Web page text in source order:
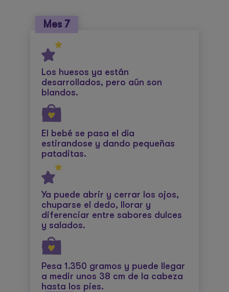
Mes 7
Los huesos ya están
desarrollados, pero aún son
blandos.
El bebé se pasa el día
estirandose y dando pequeñas
pataditas.
Ya puede abrir y cerrar los ojos,
chuparse el dedo, llorar y
diferenciar entre sabores dulces
y salados.
Pesa 1.350 gramos y puede llegar
a medir unos 38 cm de la cabeza
hasta los pies.